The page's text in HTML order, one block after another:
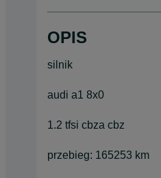
OPIS
silnik
audi a1 8x0
1.2 tfsi cbza cbz
przebieg: 165253 km